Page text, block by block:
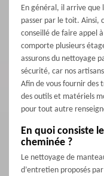
En général, il arrive que
passer par le toit. Ainsi,
conseillé de faire appel
comporte plusieurs
assurons du nettoyage
sécurité, car nos
Afin de vous fournir des
des outils et matériels
pour tout autre
En quoi consiste
cheminée ?
Le nettoyage de
d’entretien proposés